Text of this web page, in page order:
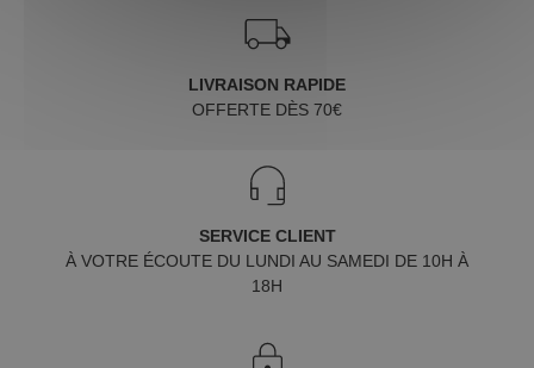
LIVRAISON RAPIDE
OFFERTE DÈS 70€
SERVICE CLIENT
À VOTRE ÉCOUTE DU LUNDI AU SAMEDI DE 10H À
18H